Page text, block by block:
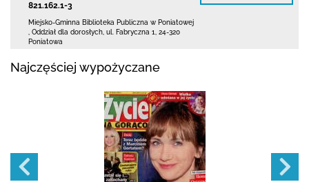
821.162.1-3
Miejsko-Gminna Biblioteka Publiczna w Poniatowej
Oddział dla dorosłych, ul. Fabryczna 1
24-320
Poniatowa
Najczęściej wypożyczane